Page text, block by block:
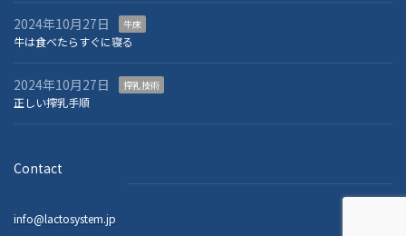
2024年10月27日 牛床
牛は食べたらすぐに寝る
2024年10月27日 搾乳技術
正しい搾乳手順
Contact
info@lactosystem.jp